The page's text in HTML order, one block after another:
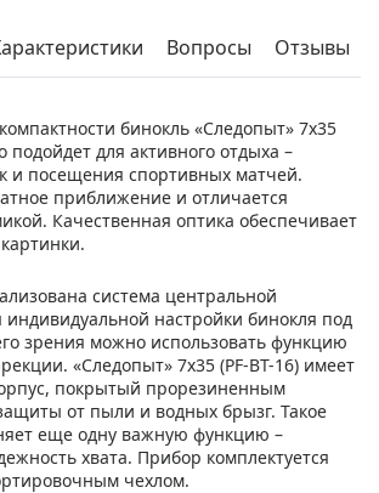
Вопросы Отзывы
бинокль «Следопыт» 7x35
подойдет для активного отдыха –
и посещения спортивных матчей.
приближение и отличается
Качественная оптика обеспечивает
система центральной
индивидуальной настройки бинокля под
зрения можно использовать функцию
«Следопыт» 7x35 (PF-BT-16) имеет
покрытый прорезиненным
от пыли и водных брызг. Такое
еще одну важную функцию –
хвата. Прибор комплектуется
чехлом.